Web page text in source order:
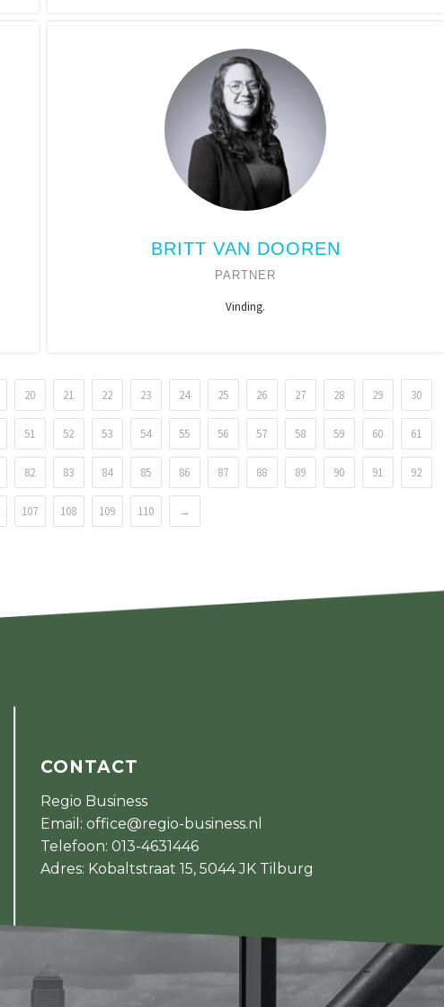
BRITT VAN DOOREN
PARTNER
Vinding.
20 21 22 23 24 25 26 27 28 29 30
51 52 53 54 55 56 57 58 59 60 61
82 83 84 85 86 87 88 89 90 91 92
107 108 109 110 →
CONTACT
Regio Business
Email: office@regio-business.nl
Telefoon: 013-4631446
Adres: Kobaltstraat 15, 5044 JK Tilburg